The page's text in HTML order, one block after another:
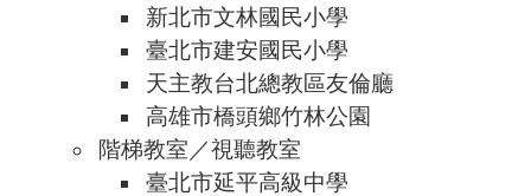
新北市文林國民小學
臺北市建安國民小學
天主教台北總教區友倫廳
高雄市橋頭鄉竹林公園
階梯教室／視聽教室
臺北市延平高級中學